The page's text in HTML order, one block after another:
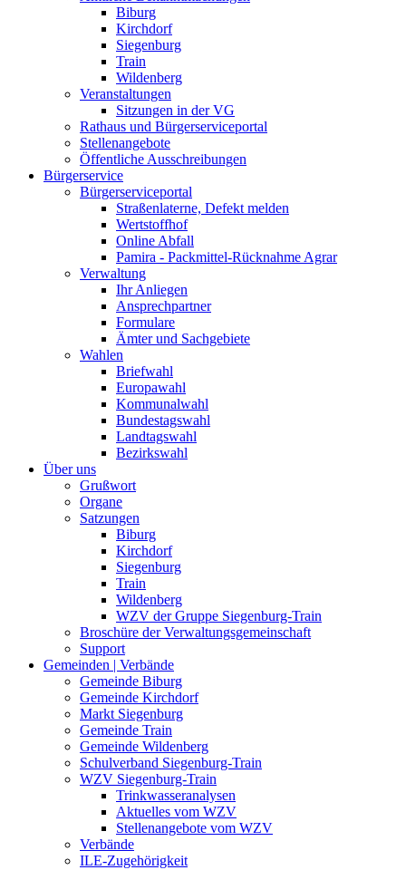
Biburg
Kirchdorf
Siegenburg
Train
Wildenberg
Veranstaltungen
Sitzungen in der VG
Rathaus und Bürgerserviceportal
Stellenangebote
Öffentliche Ausschreibungen
Bürgerservice
Bürgerserviceportal
Straßenlaterne, Defekt melden
Wertstoffhof
Online Abfall
Pamira - Packmittel-Rücknahme Agrar
Verwaltung
Ihr Anliegen
Ansprechpartner
Formulare
Ämter und Sachgebiete
Wahlen
Briefwahl
Europawahl
Kommunalwahl
Bundestagswahl
Landtagswahl
Bezirkswahl
Über uns
Grußwort
Organe
Satzungen
Biburg
Kirchdorf
Siegenburg
Train
Wildenberg
WZV der Gruppe Siegenburg-Train
Broschüre der Verwaltungsgemeinschaft
Support
Gemeinden | Verbände
Gemeinde Biburg
Gemeinde Kirchdorf
Markt Siegenburg
Gemeinde Train
Gemeinde Wildenberg
Schulverband Siegenburg-Train
WZV Siegenburg-Train
Trinkwasseranalysen
Aktuelles vom WZV
Stellenangebote vom WZV
Verbände
ILE-Zugehörigkeit